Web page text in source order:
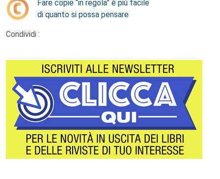
Fare copie “in regola” è più facile
di quanto si possa pensare
Condividi :